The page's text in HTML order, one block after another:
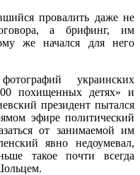
провалить даже не
а брифинг, им
же начался для него
украинских
похищенных детях» и
президент пытался
эфире политический
от занимаемой им
явно недоумевал,
такое почти всегда